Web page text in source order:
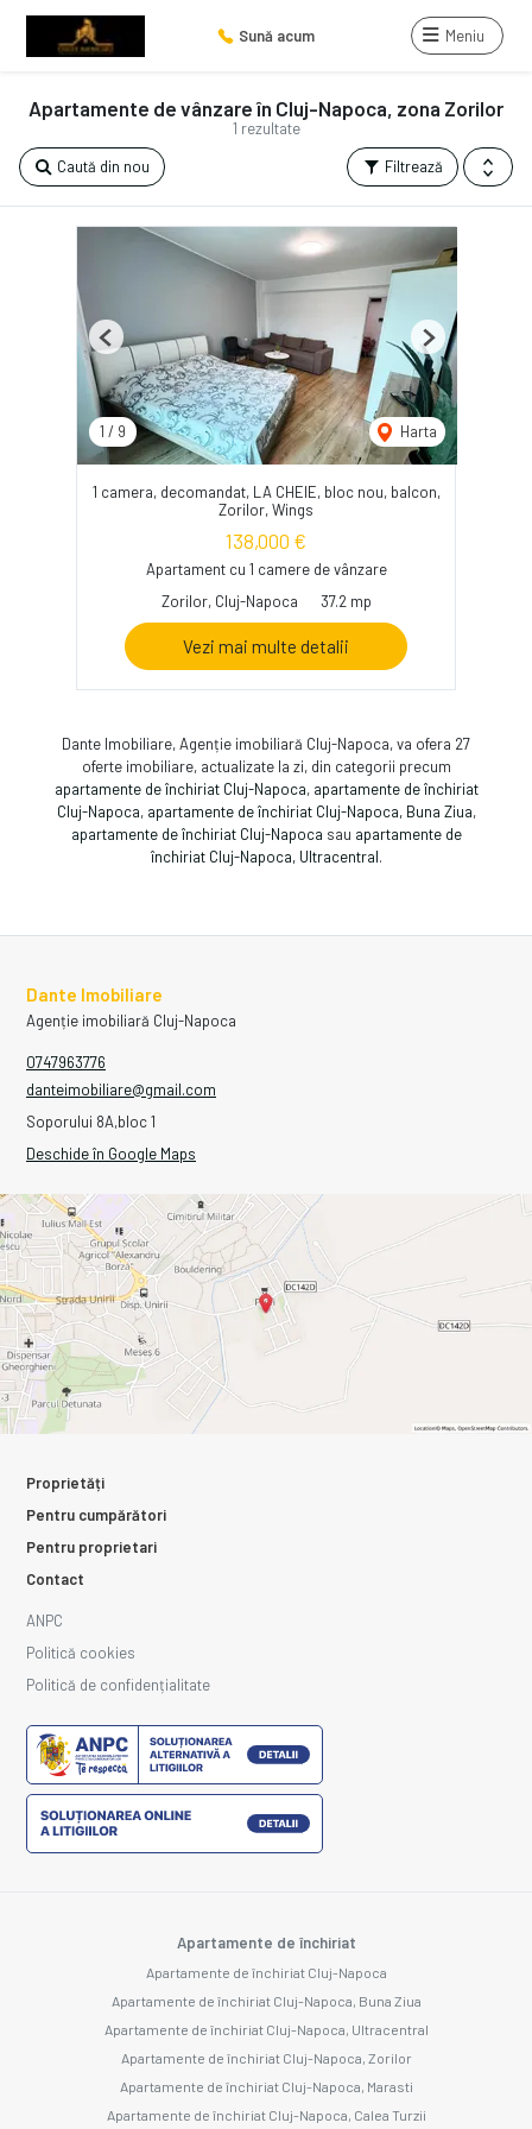
Sună acum Meniu
1 rezultate
Apartamente de vânzare în Cluj-Napoca, zona Zorilor
Filtrează
Caută din nou
1 / 9 Harta
Previous Next
1 camera, decomandat, LA CHEIE, bloc nou, balcon,
Zorilor, Wings
138,000 €
Apartament cu 1 camere de vânzare
Zorilor, Cluj-Napoca
37.2 mp
Vezi mai multe detalii
Dante Imobiliare, Agenție imobiliară Cluj-Napoca, va ofera 27
oferte imobiliare, actualizate la zi, din categorii precum
apartamente de închiriat Cluj-Napoca, apartamente de închiriat
Cluj-Napoca, apartamente de închiriat Cluj-Napoca, Buna Ziua,
apartamente de închiriat Cluj-Napoca sau apartamente de
închiriat Cluj-Napoca, Ultracentral.
Dante Imobiliare
Agenție imobiliară Cluj-Napoca
0747963776
danteimobiliare@gmail.com
Soporului 8A,bloc 1
Deschide în Google Maps
Proprietăți
Pentru cumpărători
Pentru proprietari
Contact
ANPC
Politică cookies
Politică de confidențialitate
Apartamente de închiriat
Apartamente de închiriat Cluj-Napoca
Apartamente de închiriat Cluj-Napoca, Buna Ziua
Apartamente de închiriat Cluj-Napoca, Ultracentral
Apartamente de închiriat Cluj-Napoca, Zorilor
Apartamente de închiriat Cluj-Napoca, Marasti
Apartamente de închiriat Cluj-Napoca, Calea Turzii